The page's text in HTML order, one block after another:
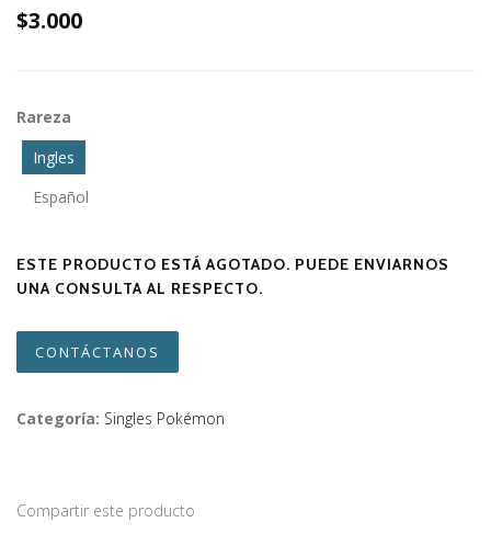
$3.000
Rareza
Ingles
Español
ESTE PRODUCTO ESTÁ AGOTADO. PUEDE ENVIARNOS
UNA CONSULTA AL RESPECTO.
CONTÁCTANOS
Categoría: Singles Pokémon
Compartir este producto